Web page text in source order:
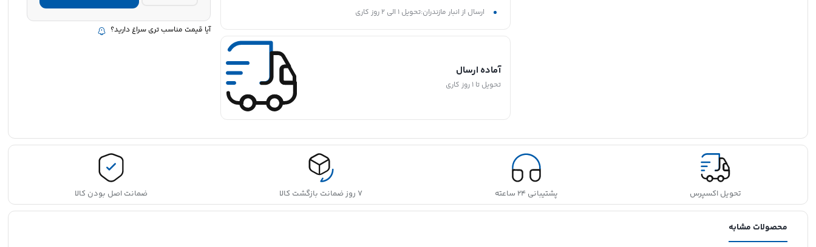
ارسال از انبار مازندران:تحویل 1 الی 2 روز کاری
آماده ارسال
تحویل تا 1 روز کاری
آیا قیمت مناسب تری سراغ دارید؟
تحویل اکسپرس پشتیبانی ۲۴ ساعته ۷ روز ضمانت بازگشت کالا ضمانت اصل بودن کالا
محصولات مشابه